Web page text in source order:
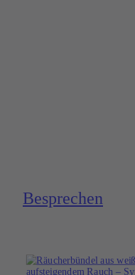
Bespre­chen